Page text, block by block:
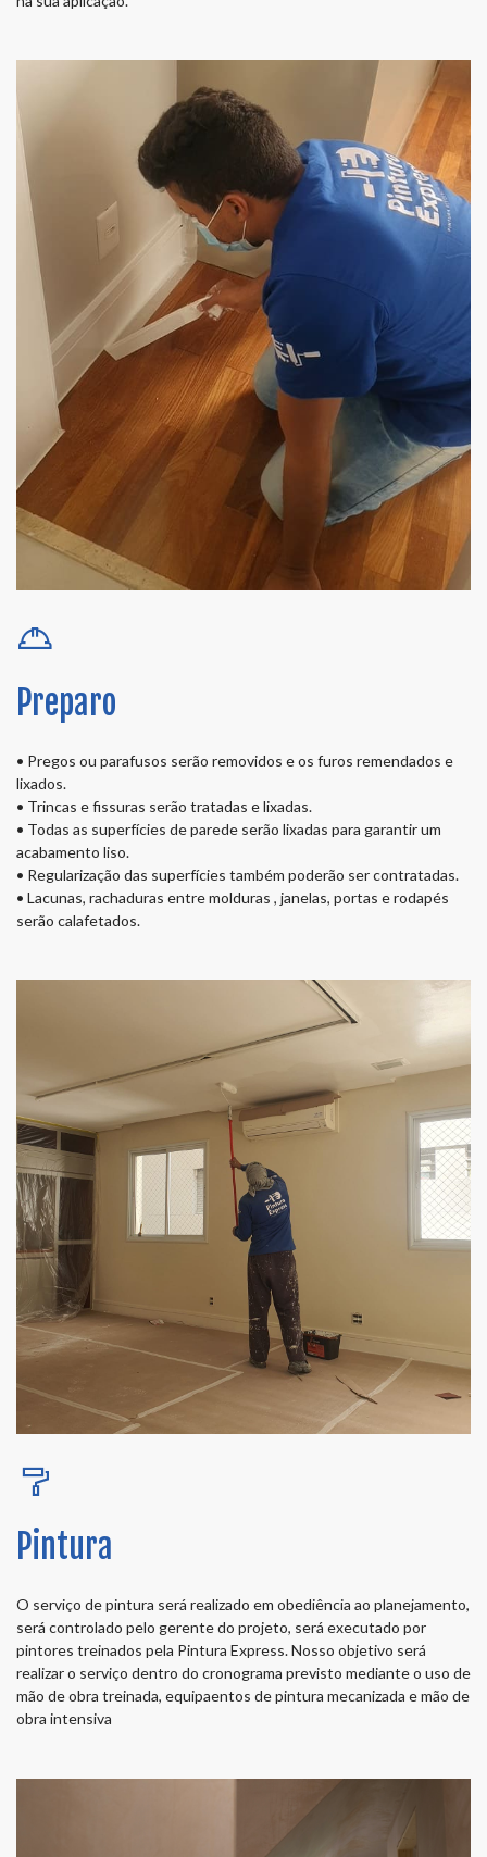
Preparo
• Pregos ou parafusos serão removidos e os furos remendados e
lixados.
• Trincas e fissuras serão tratadas e lixadas.
• Todas as superfícies de parede serão lixadas para garantir um
acabamento liso.
• Regularização das superfícies também poderão ser contratadas.
• Lacunas, rachaduras entre molduras , janelas, portas e rodapés
serão calafetados.
Pintura
O serviço de pintura será realizado em obediência ao planejamento,
será controlado pelo gerente do projeto, será executado por
pintores treinados pela Pintura Express. Nosso objetivo será
realizar o serviço dentro do cronograma previsto mediante o uso de
mão de obra treinada, equipaentos de pintura mecanizada e mão de
obra intensiva